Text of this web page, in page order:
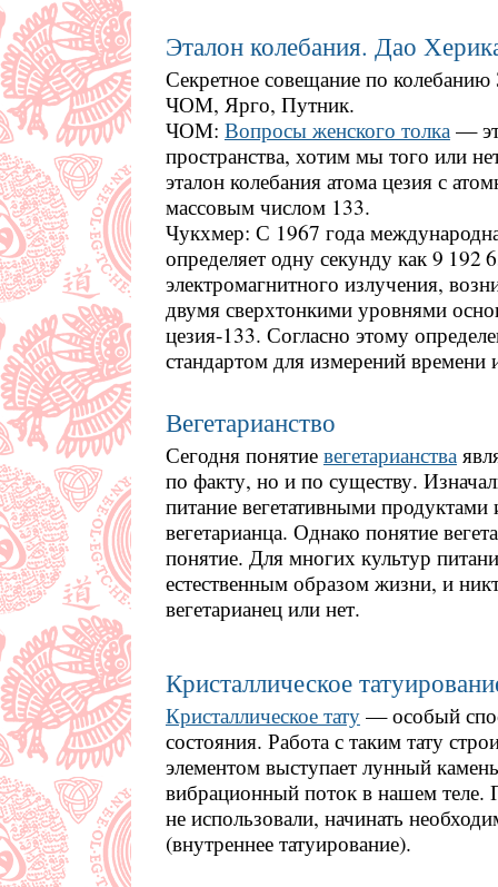
Эталон колебания. Дао
Секретное совещание по
ЧОМ, Ярго, Путник.
ЧОМ: Вопросы женского толка —
пространства, хотим мы того или
эталон колебания атома цезия с
массовым числом 133.
Чукхмер: С 1967 года
определяет одну секунду как 9 192
электромагнитного излучения,
двумя сверхтонкими уровнями
цезия-133. Согласно этому
стандартом для измерений времени
Вегетарианство
Сегодня понятиевегетарианства
по факту, но и по существу.
питание вегетативными продуктами
вегетарианца. Однако понятие
понятие. Для многих культур
естественным образом жизни, и
вегетарианец или нет.
Кристаллическое
Кристаллическое тату— особый
состояния. Работа с таким тату
элементом выступает лунный
вибрационный поток в нашем
не использовали, начинать
(внутреннее татуирование).